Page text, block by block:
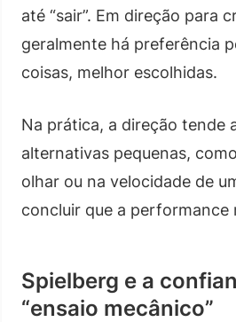
até “sair”. Em direção para
geralmente há preferência
coisas, melhor escolhidas.
Na prática, a direção tende
alternativas pequenas,
olhar ou na velocidade de
concluir que a performance
Spielberg e a
“ensaio mecânico”